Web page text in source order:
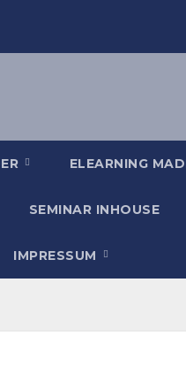
ELEARNING
SEMINAR INHOUSE
IMPRESSUM